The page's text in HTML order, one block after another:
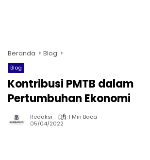
Beranda Blog
Blog
Kontribusi PMTB dalam
Pertumbuhan Ekonomi
Redaksi
1 Min Baca
05/04/2022